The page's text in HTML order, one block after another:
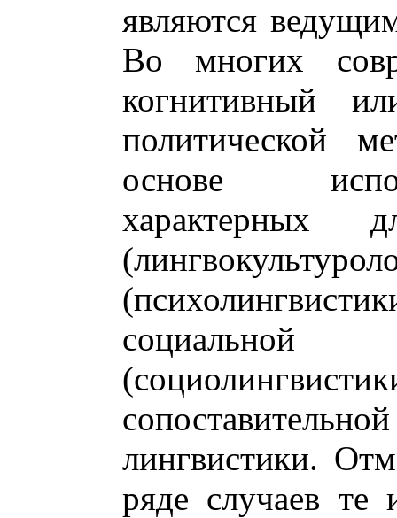
являются
Во многих
когнитивный
политической
основе
характерных
лингвистики.
ряде случаев